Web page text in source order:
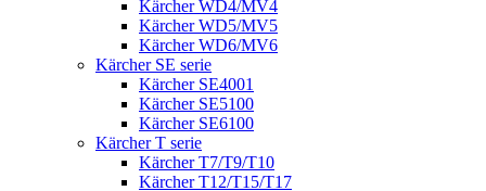
Kärcher WD4/MV4
Kärcher WD5/MV5
Kärcher WD6/MV6
Kärcher SE serie
Kärcher SE4001
Kärcher SE5100
Kärcher SE6100
Kärcher T serie
Kärcher T7/T9/T10
Kärcher T12/T15/T17